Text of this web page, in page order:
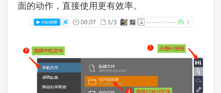
面的动作，直接使用更有效率。